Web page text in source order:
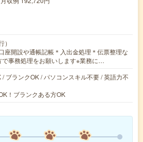
）
座開設や通帳記帳＊入出金処理＊伝票整理な
で事務処理をお願いします※業務に…
/ ブランクOK / パソコンスキル不要 / 英語力不
！ブランクある方OK